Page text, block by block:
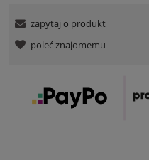
zapytaj o produkt
poleć znajomemu